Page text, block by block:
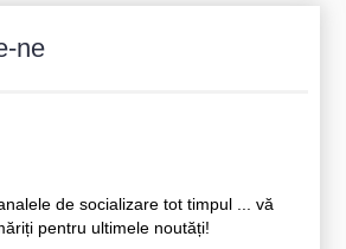
ne
de socializare tot timpul ... vă
pentru ultimele noutăți!